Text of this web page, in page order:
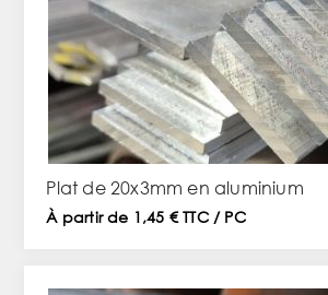
Plat de 20x3mm en aluminium
À partir de 1,45 € TTC / PC